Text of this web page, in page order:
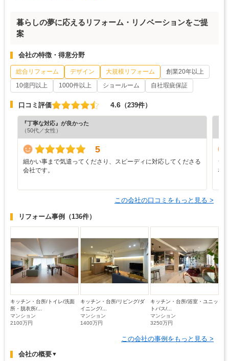
暮らしの夢に応えるリフォーム・リノベーションをご提
案
会社の特徴・得意分野
総合リフォーム デザイン 大規模リフォーム
創業20年以上
10億円以上
1000件以上 ショールーム 自社瑕疵保証
口コミ評価 4.6 （239件）
『丁寧な対応』が良かった
（50代／女性）
5
細かい事まで気遣ってくださり、スピーディに対応してくださる
会社です。
シ
な
この会社の口コミをもっと見る >
リフォーム事例 （136件）
キッチン・台所/トイレ/洗面
所・脱衣所/...
マンション
2100万円
キッチン・台所/リビング/ダ
イニング/...
マンション
1400万円
キッチン・台所/浴室・ユニッ
トバス/...
マンション
3250万円
この会社の事例をもっと見る >
会社の概要▼